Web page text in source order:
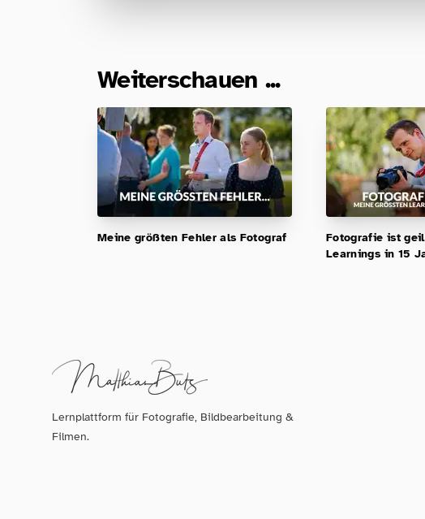
Weiterschauen ...
Meine größten Fehler als Fotograf
Fotografie ist
Learnings in 15
Lernplattform für Fotografie, Bildbearbeitung &
Filmen.